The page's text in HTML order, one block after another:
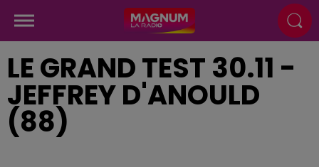
LE GRAND TEST 30.11 -
JEFFREY D'ANOULD
(88)